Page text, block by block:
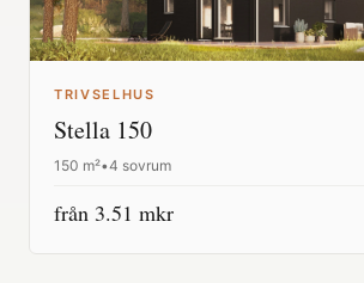
TRIVSELHUS
Stella 150
150 m²•4 sovrum
från 3.51 mkr